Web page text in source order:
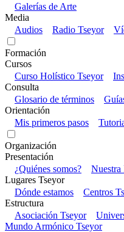
Galerías de Arte
Media
Audios
Radio Tseyor
Formación
Cursos
Curso Holístico Tseyor
Consulta
Glosario de términos
Orientación
Mis primeros pasos
Organización
Presentación
¿Quiénes somos?
Nuestra
Lugares Tseyor
Dónde estamos
Centros
Estructura
Asociación Tseyor
Mundo Armónico Tseyor